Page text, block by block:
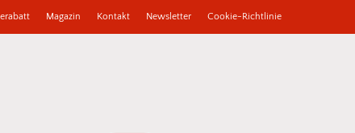
Magazin Kontakt Newsletter Cookie-Richtlinie
Close